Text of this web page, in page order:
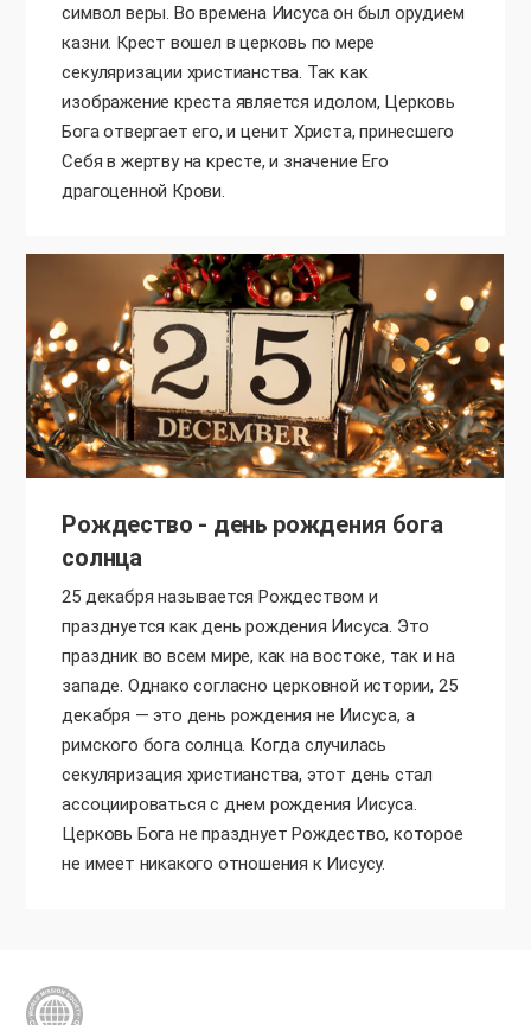
символ веры. Во времена Иисуса он был орудием
казни. Крест вошел в церковь по мере
секуляризации христианства. Так как
изображение креста является идолом, Церковь
Бога отвергает его, и ценит Христа, принесшего
Себя в жертву на кресте, и значение Его
драгоценной Крови.
Рождество - день рождения бога
солнца
25 декабря называется Рождеством и
празднуется как день рождения Иисуса. Это
праздник во всем мире, как на востоке, так и на
западе. Однако согласно церковной истории, 25
декабря — это день рождения не Иисуса, а
римского бога солнца. Когда случилась
секуляризация христианства, этот день стал
ассоциироваться с днем рождения Иисуса.
Церковь Бога не празднует Рождество, которое
не имеет никакого отношения к Иисусу.